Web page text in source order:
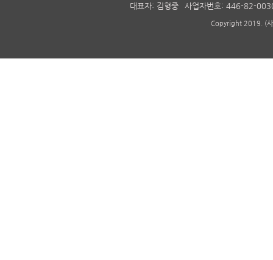
대표자: 김형중
사업자번호: 446-82-
Copyright 2019. (사